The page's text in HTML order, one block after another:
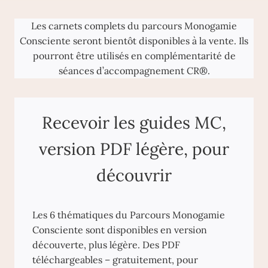
Les carnets complets du parcours Monogamie
Consciente seront bientôt disponibles à la vente. Ils
pourront être utilisés en complémentarité de
séances d’accompagnement CR®.
Recevoir les guides MC,
version PDF légère, pour
découvrir
Les 6 thématiques du Parcours Monogamie
Consciente sont disponibles en version
découverte, plus légère. Des PDF
téléchargeables – gratuitement, pour